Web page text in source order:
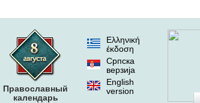
Православный
календарь
Ελληνική
έκδοση
Српска
верзиjа
English
version